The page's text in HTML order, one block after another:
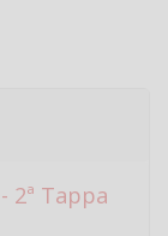
2ª Tappa